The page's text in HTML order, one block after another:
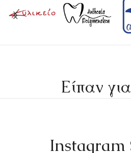
Είπαν
Instagram